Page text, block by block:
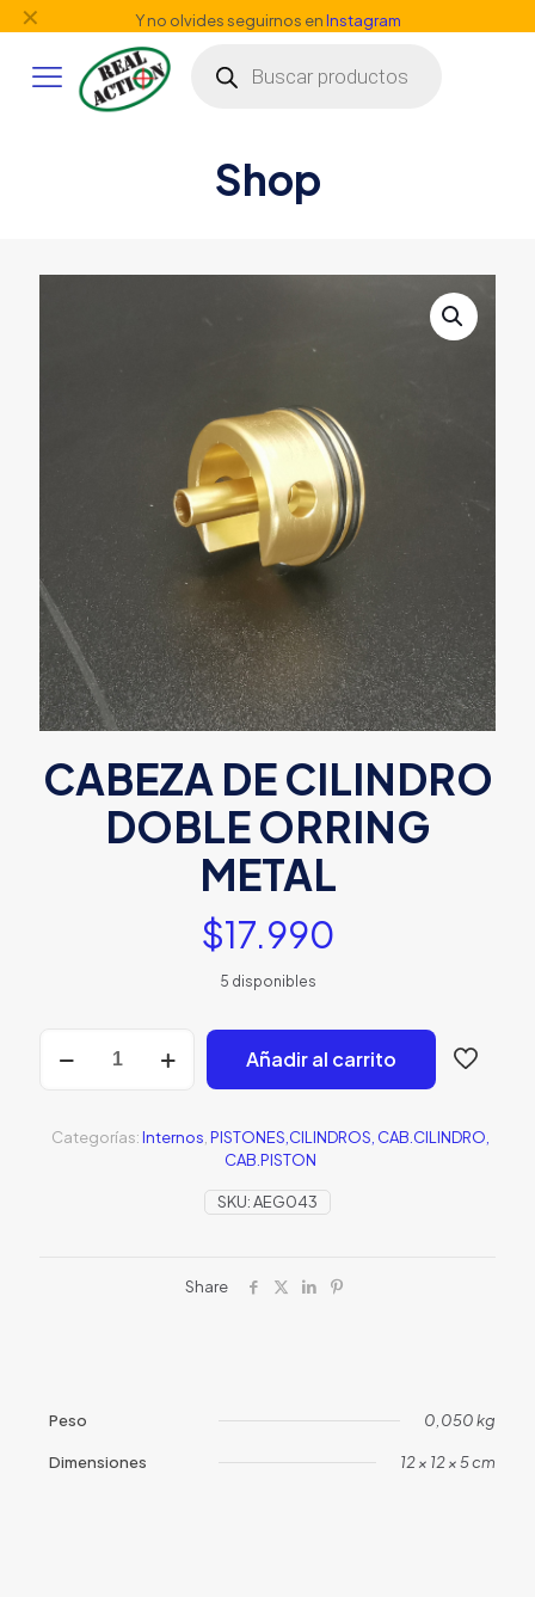
Y no olvides seguirnos enInstagram
✕
productos
Shop
CABEZA DE CILINDRO
DOBLE ORRING
METAL
$17.990
5 disponibles
ORRING
Añadir al carrito
SKU:AEG043
Categorías:Internos PISTONES,CILINDROS, CAB.CILINDRO,
CAB.PISTON
Share
Peso 0,050 kg
Dimensiones 12 × 12 × 5 cm